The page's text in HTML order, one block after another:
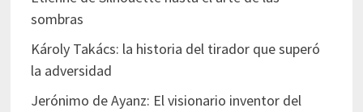
sombras
Károly Takács: la historia del tirador que superó
la adversidad
Jerónimo de Ayanz: El visionario inventor del